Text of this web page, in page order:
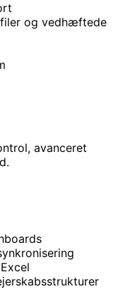
og vedhæftede
avanceret